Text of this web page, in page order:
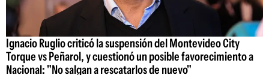
Ignacio Ruglio criticó la suspensión del Montevideo City
Torque vs Peñarol, y cuestionó un posible favorecimiento a
Nacional: "No salgan a rescatarlos de nuevo"